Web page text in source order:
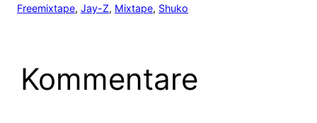
Freemixtape, Jay-Z, Mixtape, Shuko
Kommentare